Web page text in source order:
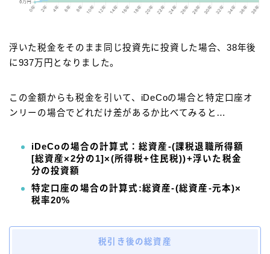
浮いた税金をそのまま同じ投資先に投資した場合、38年後
に937万円となりました。
この金額からも税金を引いて、iDeCoの場合と特定口座オ
ンリーの場合でどれだけ差があるか比べてみると…
iDeCoの場合の計算式：総資産‐(課税退職所得額
[総資産×2分の1]×(所得税+住民税))+浮いた税金
分の投資額
特定口座の場合の計算式:総資産‐(総資産‐元本)×
税率20%
税引き後の総資産